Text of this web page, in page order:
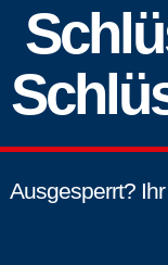
Ausgesperrt?